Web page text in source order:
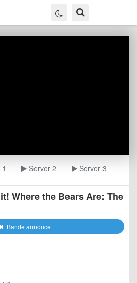
Server 2 Server 3
Where the Bears Are: The
Bande annonce